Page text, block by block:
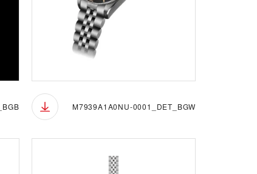
M7939A1A0NU-0001_DET_BGW